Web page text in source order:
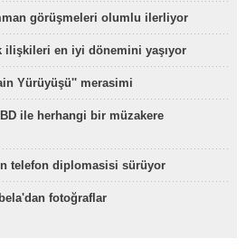
görüşmeleri olumlu ilerliyor
ilişkileri en iyi dönemini yaşıyor
Yürüyüşü'' merasimi
ile herhangi bir müzakere
telefon diplomasisi sürüyor
fotoğraflar